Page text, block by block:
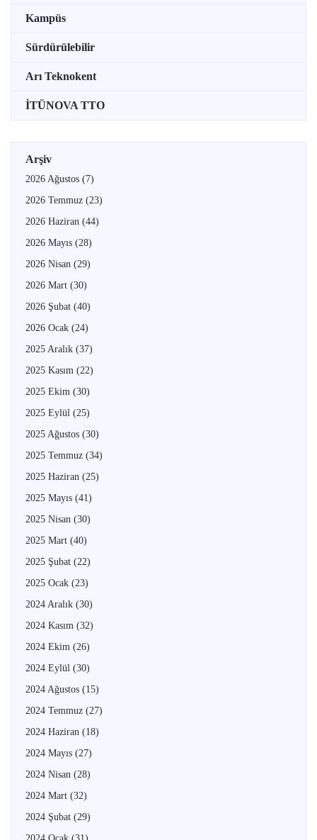
Kampüs
Sürdürülebilir
Arı Teknokent
İTÜNOVA TTO
Arşiv
2026 Ağustos (7)
2026 Temmuz (23)
2026 Haziran (44)
2026 Mayıs (28)
2026 Nisan (29)
2026 Mart (30)
2026 Şubat (40)
2026 Ocak (24)
2025 Aralık (37)
2025 Kasım (22)
2025 Ekim (30)
2025 Eylül (25)
2025 Ağustos (30)
2025 Temmuz (34)
2025 Haziran (25)
2025 Mayıs (41)
2025 Nisan (30)
2025 Mart (40)
2025 Şubat (22)
2025 Ocak (23)
2024 Aralık (30)
2024 Kasım (32)
2024 Ekim (26)
2024 Eylül (30)
2024 Ağustos (15)
2024 Temmuz (27)
2024 Haziran (18)
2024 Mayıs (27)
2024 Nisan (28)
2024 Mart (32)
2024 Şubat (29)